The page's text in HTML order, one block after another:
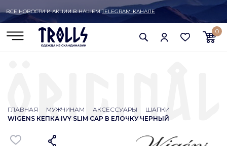
ВСЕ НОВОСТИ И АКЦИИ В НАШЕМTELEGRAM-КАНАЛЕ
0
ГЛАВНАЯ МУЖЧИНАМ АКСЕССУАРЫ
ШАПКИ
WIGENS КЕПКА IVY SLIM CAP В ЕЛОЧКУ ЧЕРНЫЙ